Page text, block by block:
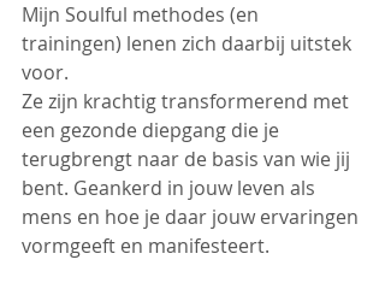
Mijn Soulful methodes (en
trainingen) lenen zich daarbij uitstek
voor.
Ze zijn krachtig transformerend met
een gezonde diepgang die je
terugbrengt naar de basis van wie jij
bent. Geankerd in jouw leven als
mens en hoe je daar jouw ervaringen
vormgeeft en manifesteert.